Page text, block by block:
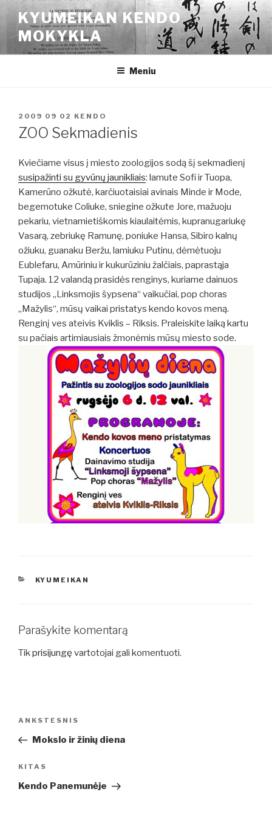
Eiti
prie
turinio
KYUMEIKAN KENDO
MOKYKLA
Meniu
PASKELBTA
2009 09 02 KENDO
ZOO Sekmadienis
Kviečiame visus į miesto zoologijos sodą šį sekmadienį
susipažinti su gyvūnų jaunikliais: lamute Sofi ir Tuopa,
Kamerūno ožkutė, karčiuotaisiai avinais Minde ir Mode,
begemotuke Coliuke, sniegine ožkute Jore, mažuoju
pekariu, vietnamietiškomis kiaulaitėmis, kupranugariukę
Vasarą, zebriukę Ramunę, poniuke Hansa, Sibiro kalnų
ožiuku, guanaku Beržu, lamiuku Putinu, dėmėtuoju
Eublefaru, Amūriniu ir kukurūziniu žalčiais, paprastąja
Tupaja. 12 valandą prasidės renginys, kuriame dainuos
studijos „Linksmojis šypsena“ vaikučiai, pop choras
„Mažylis“, mūsų vaikai pristatys kendo kovos meną.
Renginį ves ateivis Kviklis – Riksis. Praleiskite laiką kartu
su pačiais artimiausiais žmonėmis mūsų miesto sode.
KATEGORIJOS
KYUMEIKAN
Parašykite komentarą
Tikprisijungę vartotojai gali komentuoti.
įrašų
Ankstesnis
įrašas
ANKSTESNIS
Mokslo ir žinių diena
Kitas
įrašas
KITAS
Kendo Panemunėje